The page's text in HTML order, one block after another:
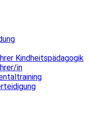
Kindheitspädagogik
in